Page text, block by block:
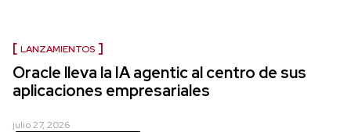
LANZAMIENTOS
Oracle lleva la IA agentic al centro de sus
aplicaciones empresariales
julio 27, 2026